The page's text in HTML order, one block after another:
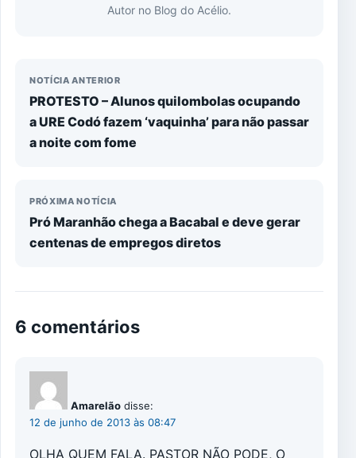
Autor no Blog do Acélio.
NOTÍCIA ANTERIOR
PROTESTO – Alunos quilombolas ocupando
a URE Codó fazem ‘vaquinha’ para não passar
a noite com fome
PRÓXIMA NOTÍCIA
Pró Maranhão chega a Bacabal e deve gerar
centenas de empregos diretos
6 comentários
Amarelão disse:
12 de junho de 2013 às 08:47
OLHA QUEM FALA. PASTOR NÃO PODE, O